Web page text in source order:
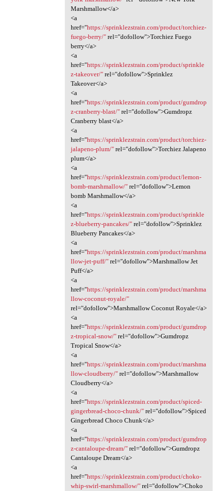
Marshmallow</a>
<a
href="https://sprinklezstrain.com/product/torchiez-
fuego-berry/"rel="dofollow">Torchiez Fuego
berry</a>
<a
href="https://sprinklezstrain.com/product/sprinkle
z-takeover/"rel="dofollow">Sprinklez
Takeover</a>
<a
href="https://sprinklezstrain.com/product/gumdrop
z-cranberry-blast/"rel="dofollow">Gumdropz
Cranberry blast</a>
<a
href="https://sprinklezstrain.com/product/torchiez-
jalapeno-plum/"rel="dofollow">Torchiez Jalapeno
plum</a>
<a
href="https://sprinklezstrain.com/product/lemon-
bomb-marshmallow/"rel="dofollow">Lemon
bomb Marshmallow</a>
<a
href="https://sprinklezstrain.com/product/sprinkle
z-blueberry-pancakes/"rel="dofollow">Sprinklez
Blueberry Pancakes</a>
<a
href="https://sprinklezstrain.com/product/marshma
llow-jet-puff/"rel="dofollow">Marshmallow Jet
Puff</a>
<a
href="https://sprinklezstrain.com/product/marshma
llow-coconut-royale/"
rel="dofollow">Marshmallow Coconut Royale</a>
<a
href="https://sprinklezstrain.com/product/gumdrop
z-tropical-snow/"rel="dofollow">Gumdropz
Tropical Snow</a>
<a
href="https://sprinklezstrain.com/product/marshma
llow-cloudberry/"rel="dofollow">Marshmallow
Cloudberry</a>
<a
href="https://sprinklezstrain.com/product/spiced-
gingerbread-choco-chunk/"rel="dofollow">Spiced
Gingerbread Choco Chunk</a>
<a
href="https://sprinklezstrain.com/product/gumdrop
z-cantaloupe-dream/"rel="dofollow">Gumdropz
Cantaloupe Dream</a>
<a
href="https://sprinklezstrain.com/product/choko-
whip-swirl-marshmallow/"rel="dofollow">Choko